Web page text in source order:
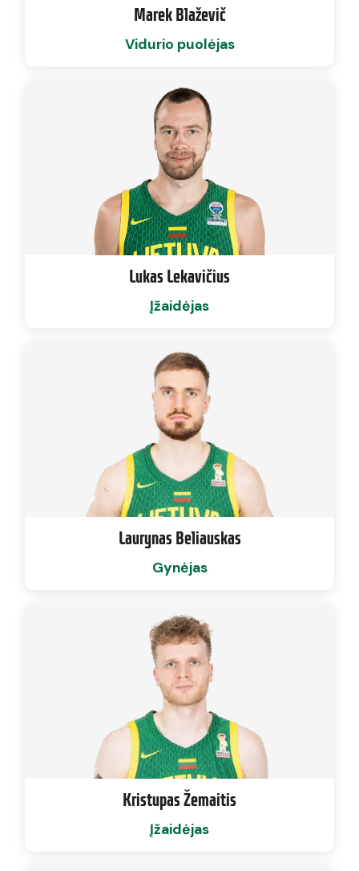
Marek Blaževič
Vidurio puolėjas
Lukas Lekavičius
Įžaidėjas
Laurynas Beliauskas
Gynėjas
Kristupas Žemaitis
Įžaidėjas